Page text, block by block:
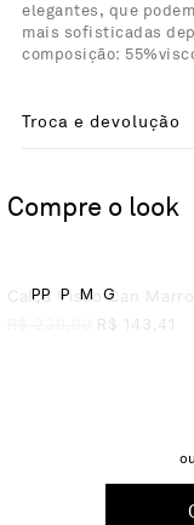
elegantes, que
mais sofisticadas
composição:
Troca e devolução
Compre o look
Calça Visco Can
R$ 143,41
PP P M G
ou